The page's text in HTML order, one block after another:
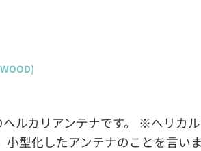
ルカリアンテナです。 ※ヘリカ
型化したアンテナのことを言いま